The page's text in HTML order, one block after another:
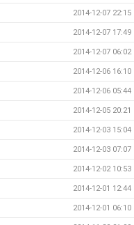
2014-12-07 22:15
2014-12-07 17:49
2014-12-07 06:02
2014-12-06 16:10
2014-12-06 05:44
2014-12-05 20:21
2014-12-03 15:04
2014-12-03 07:07
2014-12-02 10:53
2014-12-01 12:44
2014-12-01 06:10